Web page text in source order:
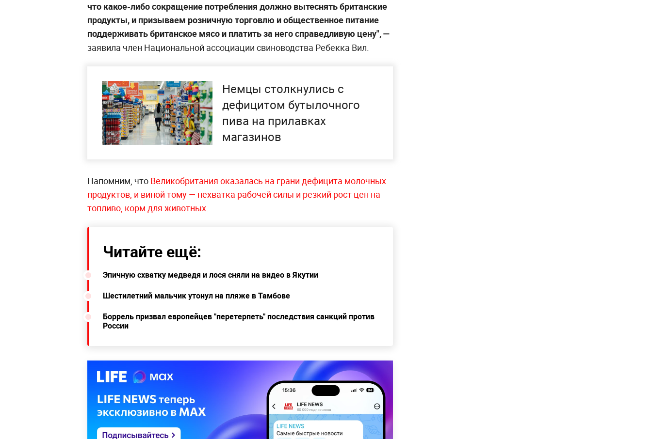
что какое-либо сокращение потребления должно вытеснять британские
продукты, и призываем розничную торговлю и общественное питание
поддерживать британское мясо и платить за него справедливую цену", —
заявила член Национальной ассоциации свиноводства Ребекка Вил.
Немцы столкнулись с
дефицитом бутылочного
пива на прилавках
магазинов
Напомним, что Великобритания оказалась на грани дефицита молочных
продуктов, и виной тому — нехватка рабочей силы и резкий рост цен на
топливо, корм для животных.
Читайте ещё:
Эпичную схватку медведя и лося сняли на видео в Якутии
Шестилетний мальчик утонул на пляже в Тамбове
Боррель призвал европейцев "перетерпеть" последствия санкций против
России